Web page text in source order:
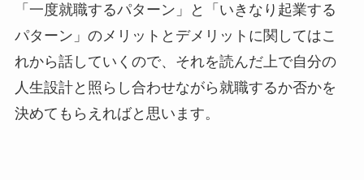
「一度就職するパターン」と「いきなり起業する
パターン」のメリットとデメリットに関してはこ
れから話していくので、それを読んだ上で自分の
人生設計と照らし合わせながら就職するか否かを
決めてもらえればと思います。